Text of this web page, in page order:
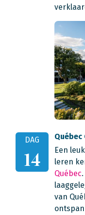
DAG
14
Québec
Een
leren
Québec
van